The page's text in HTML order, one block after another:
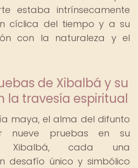
estaba intrínsecamente
cíclica del tiempo y a su
con la naturaleza y el
de Xibalbá y su
la travesía espiritual
maya, el alma del difunto
nueve pruebas en su
Xibalbá, cada una
desafío único y simbólico